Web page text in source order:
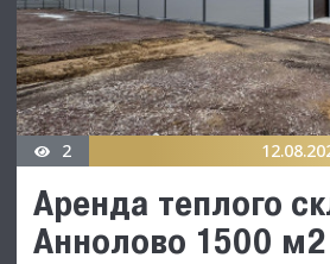
2
Аренда теплого
Аннолово 1500 м2